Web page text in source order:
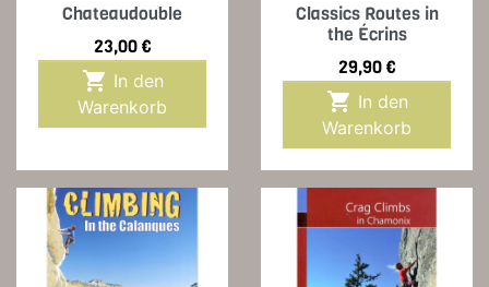
Chateaudouble
Preis
23,00 €

Warenkorb
Classics Routes in
the Écrins
Preis
29,90 €

Warenkorb